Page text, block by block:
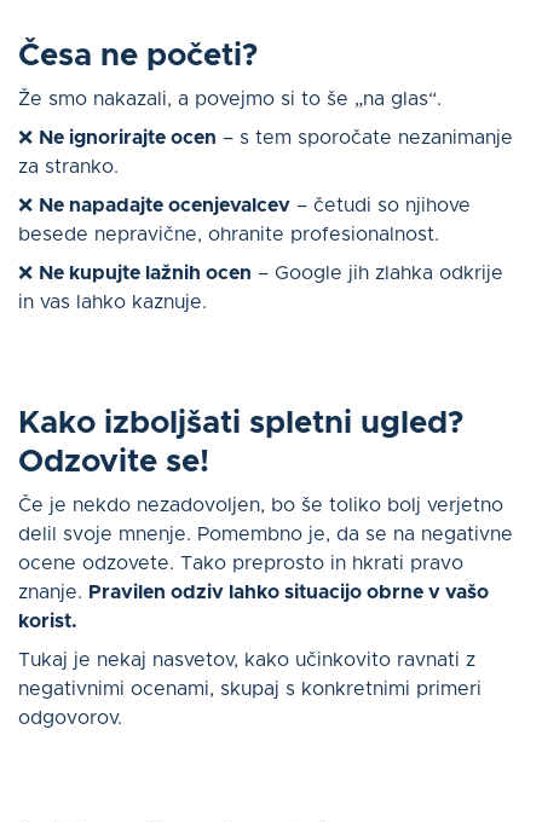
Česa ne početi?
Že smo nakazali, a povejmo si to še „na glas“.
❌ Ne ignorirajte ocen – s tem sporočate nezanimanje
za stranko.
❌ Ne napadajte ocenjevalcev – četudi so njihove
besede nepravične, ohranite profesionalnost.
❌ Ne kupujte lažnih ocen – Google jih zlahka odkrije
in vas lahko kaznuje.
Kako izboljšati spletni ugled?
Odzovite se!
Če je nekdo nezadovoljen, bo še toliko bolj verjetno
delil svoje mnenje. Pomembno je, da se na negativne
ocene odzovete. Tako preprosto in hkrati pravo
znanje. Pravilen odziv lahko situacijo obrne v vašo
korist.
Tukaj je nekaj nasvetov, kako učinkovito ravnati z
negativnimi ocenami, skupaj s konkretnimi primeri
odgovorov.